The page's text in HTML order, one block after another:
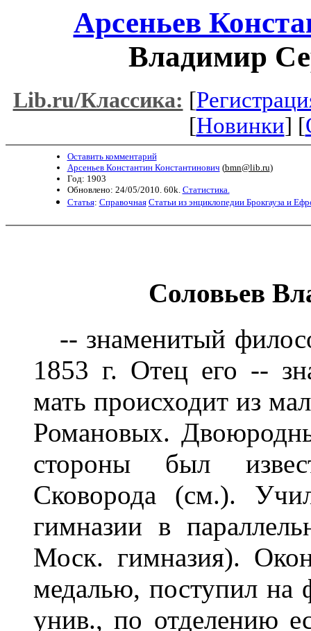
Арсеньев
Владимир
Lib.ru/Классика: [
[Новинки] [
Оставить комментарий
Арсеньев Константин Константинович (bmn@lib.ru)
Год: 1903
Обновлено: 24/05/2010. 60k. Статистика.
Статья: Справочная Статьи из энциклопедии Брокгауза и
Соловьев
-- знаменитый
1853 г. Отец его --
мать происходит из
Романовых.
стороны был
Сковорода (см.).
гимназии в
Моск. гимназия).
медалью, поступил на
унив., по отделению